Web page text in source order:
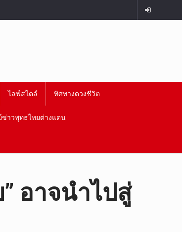
ไลฟ์สไตล์ ทิศทางดวงชีวิต
ข่าวพุทธไทยต่างแดน
อาจนำไปสู่